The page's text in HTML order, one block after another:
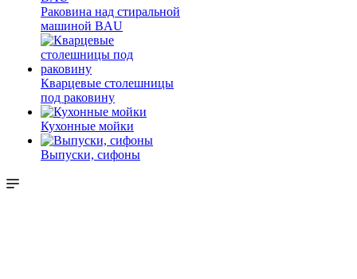
Раковина над стиральной
машиной BAU
Кварцевые столешницы
под раковину
Кухонные мойки
Выпуски, сифоны